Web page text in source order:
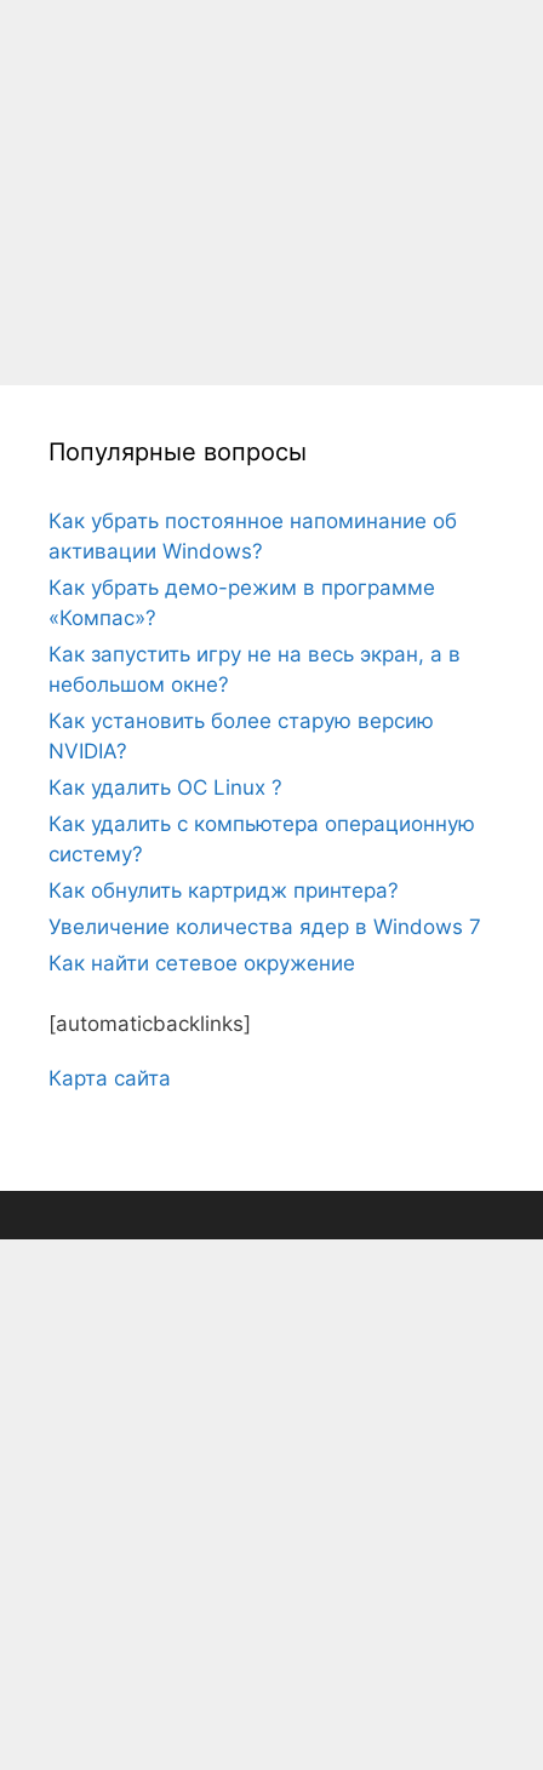
Популярные вопросы
Как убрать постоянное напоминание об
активации Windows?
Как убрать демо-режим в программе
«Компас»?
Как запустить игру не на весь экран, а в
небольшом окне?
Как установить более старую версию
NVIDIA?
Как удалить ОС Linux ?
Как удалить с компьютера операционную
систему?
Как обнулить картридж принтера?
Увеличение количества ядер в Windows 7
Как найти сетевое окружение
[automaticbacklinks]
Карта сайтa